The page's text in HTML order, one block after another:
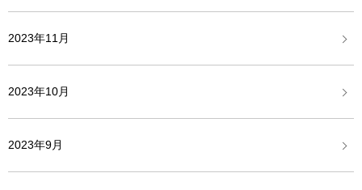
2023年11月
2023年10月
2023年9月